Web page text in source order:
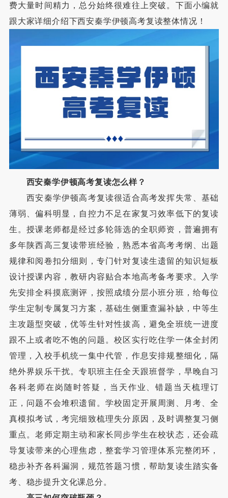
费大量时间精力，总分始终很难往上突破。下面小编就
跟大家详细介绍下西安秦学伊顿高考复读整体情况！
西安秦学伊顿高考复读怎么样？
西安秦学伊顿高考复读很适合高考发挥失常、基础
薄弱、偏科明显，自控力不足在家复习效率低下的复读
生。授课老师都是经过多轮筛选的全职师资，普遍拥有
多年陕西高三复读带班经验，熟悉本省高考考纲、出题
规律和阅卷扣分细则，专门针对复读生遗留的知识短板
设计授课内容，教研内容贴合本地高考备考要求。入学
先安排全科摸底测评，按照成绩分层小班分班，给每位
学生定制专属复习方案，基础生侧重查漏补缺，中等生
主攻题型突破，优等生针对性拔高，避免全班统一进度
跟不上或者吃不饱的问题。校区实行吃住学一体全封闭
管理，入校手机统一集中代管，作息安排规整细化，隔
绝外界娱乐干扰。专职班主任全天跟班督学，早晚自习
各科老师在岗随时答疑，当天作业、错题当天梳理订
正，问题不会堆积遗留。学校固定开展周测、月考、全
真模拟考试，考完细致梳理失分原因，及时调整复习侧
重点。老师定期主动和家长同步学生在校状态，还会疏
导复读带来的心理焦虑，整套学习管理体系完整闭环，
稳步补齐各科漏洞，规范答题习惯，帮助复读生踏实备
考、稳步提升文化课总分。